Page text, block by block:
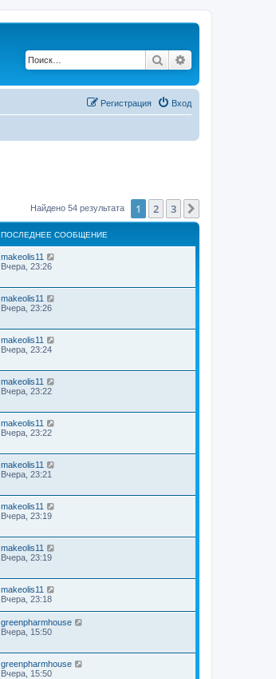
Поиск
Вход
Регистрация
Найдено 54 результата 1 2 3
ПОСЛЕДНЕЕ СООБЩЕНИЕ
makeolis11
Вчера, 23:26
makeolis11
Вчера, 23:26
makeolis11
Вчера, 23:24
makeolis11
Вчера, 23:22
makeolis11
Вчера, 23:22
makeolis11
Вчера, 23:21
makeolis11
Вчера, 23:19
makeolis11
Вчера, 23:19
makeolis11
Вчера, 23:18
greenpharmhouse
Вчера, 15:50
greenpharmhouse
Вчера, 15:50